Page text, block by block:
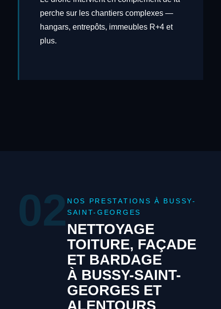
perche sur les chantiers complexes —
hangars, entrepôts, immeubles R+4 et
plus.
02 NOS PRESTATIONS À BUSSY-
SAINT-GEORGES
NETTOYAGE
TOITURE, FAÇADE
ET BARDAGE
À BUSSY-SAINT-
GEORGES ET
ALENTOURS